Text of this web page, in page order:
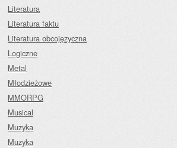
Literatura
Literatura faktu
Literatura obcojęzyczna
Logiczne
Metal
Młodzieżowe
MMORPG
Musical
Muzyka
Muzyka